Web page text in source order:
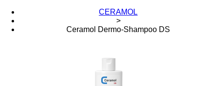
CERAMOL
>
Ceramol Dermo-Shampoo DS